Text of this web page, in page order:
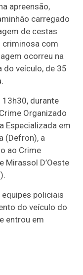
apreensão,
carregado
de cestas
criminosa com
ocorreu na
do veículo, de 35
durante
Organizado
Especializada em
(Defron), a
ao Crime
Mirassol D’Oeste
policiais
do veículo do
entrou em